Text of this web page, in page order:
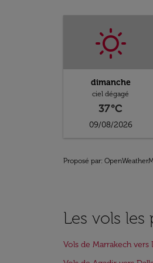
dimanche
ciel dégagé
37°C
09/08/2026
Proposé par:
Les vols les
Vols de Marrakech vers